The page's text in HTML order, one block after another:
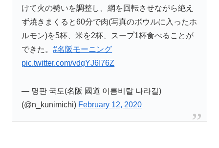
けて火の勢いを調整し、網を回転させながら絶え
ず焼きまくると60分で肉(写真のボウルに入ったホ
ルモン)を5杯、米を2杯、スープ1杯食べることが
できた。#名阪モーニング
pic.twitter.com/vdgYJ6I76Z
— 명판 국도(名阪 國道 이름비탈 나라길)
(@n_kunimichi) February 12, 2020